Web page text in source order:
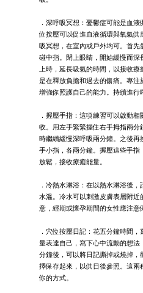
．深呼吸冥想：憂鬱症可能是血
位按壓可以促進血液循環與氧氣
吸冥想，在室內或戶外均可。首
碰中指。閉上眼睛，開始緩慢而深
上時，延長吸氣的時間，以接收
是在釋放負擔和過去的傷痛。專注
增強你照護自己的能力。持續進行
．握壓手指：這項練習可以啟動
收。用左手緊緊握住右手拇指兩分
時繼續緩慢深呼吸兩分鐘。之後
手小指，各兩分鐘。握壓這些手
放鬆，接收療癒能量。
．冷熱水淋浴：在以熱水淋浴後
水溫。冷水可以刺激皮膚表層附
意，經期或懷孕期間的女性應注意
．穴位按壓日記：花五分鐘時間
量表達自己，寫下心中流動的想
分鐘後，可以將日記撕掉或燒掉，
擇保存起來，以供日後參照。這
你的方式。